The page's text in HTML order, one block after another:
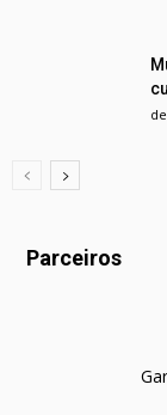
Parceiros